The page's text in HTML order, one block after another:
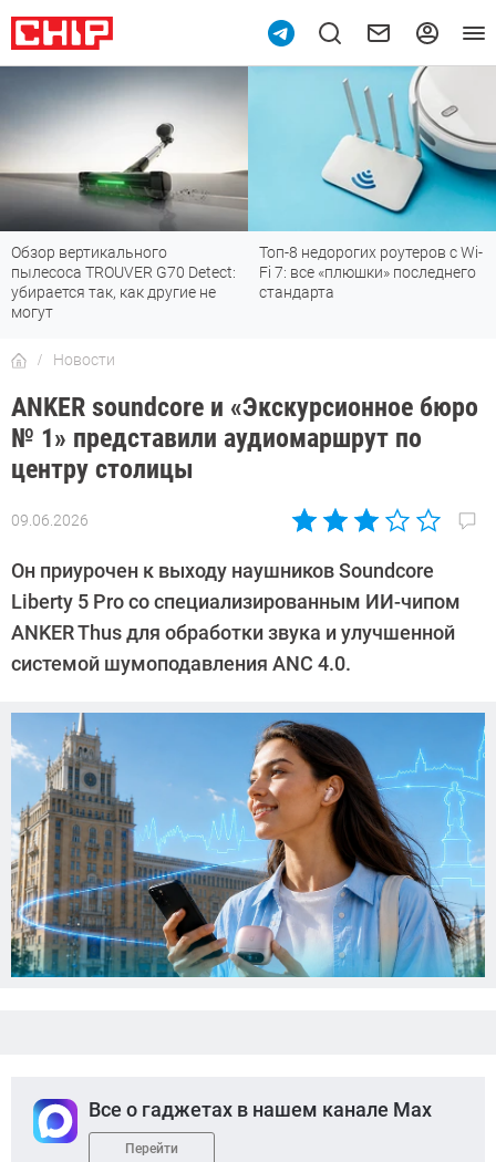
Обзор вертикального
пылесоса TROUVER G70 Detect:
убирается так, как другие не
могут
Топ-8 недорогих роутеров с Wi-
Fi 7: все «плюшки» последнего
стандарта
Новости
ANKER soundcore и «Экскурсионное бюро
№ 1» представили аудиомаршрут по
центру столицы
09.06.2026
Автор:
Он приурочен к выходу наушников Soundcore
Liberty 5 Pro со специализированным ИИ-чипом
ANKER Thus для обработки звука и улучшенной
системой шумоподавления ANC 4.0.
Все о гаджетах в нашем канале Max
Перейти